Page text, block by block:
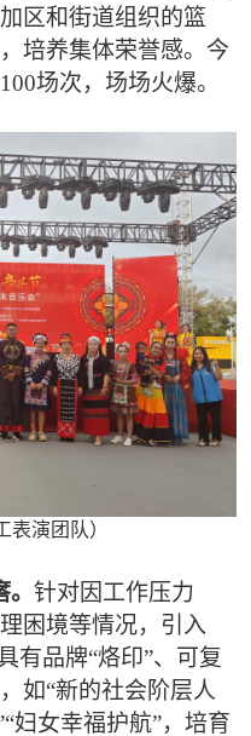
区和街道组织的篮
培养集体荣誉感。今
场次，场场火爆。
表演团队）
针对因工作压力
困境等情况，引入
有品牌“烙印”、可复
如“新的社会阶层人
妇女幸福护航”，培育